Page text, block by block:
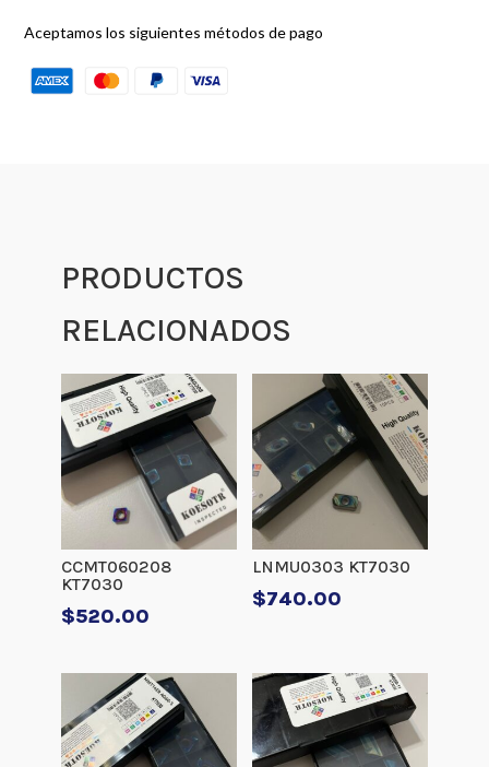
Aceptamos los siguientes métodos de pago
PRODUCTOS
RELACIONADOS
CCMT060208
KT7030
$520.00
LNMU0303 KT7030
$740.00